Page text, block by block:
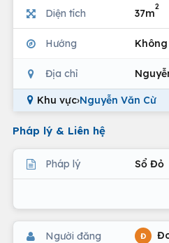
Diện tích 37m
2
Hướng
Địa chỉ
Khu vực›Nguyễn Văn Cừ
Pháp lý & Liên hệ
Pháp lý Sổ Đỏ
Người đăng Đ